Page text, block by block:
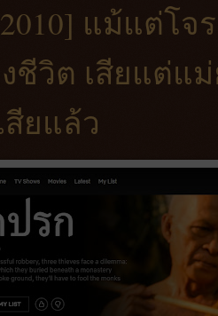
แม้แต่โจ
ชีวิต เสียแต่แ
ยแล้ว